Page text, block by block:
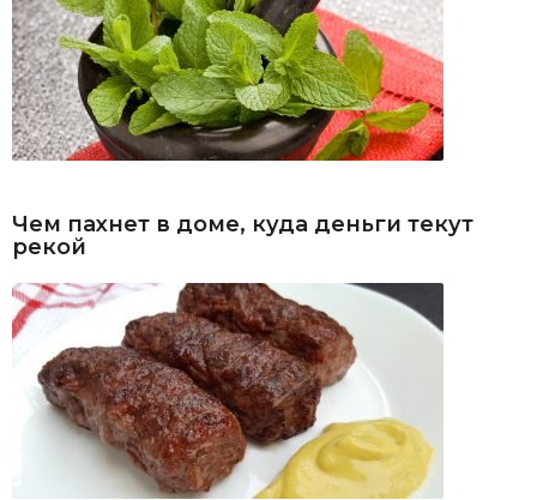
Чем пахнет в доме, куда деньги текут
рекой